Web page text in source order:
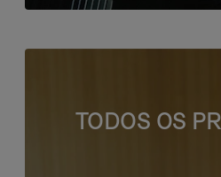
TODOS OS